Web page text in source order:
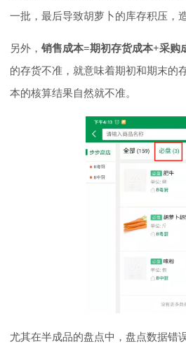
一批，最后导致胡萝卜的库存积压，
另外，销售成本=期初存货成本+采购
的存货不准，就意味着期初和期末的
本的核算结果自然就不准。
尤其在半成品的盘点中，盘点数据错